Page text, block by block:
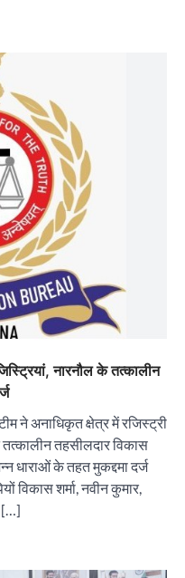
नारनौल के तत्कालीन
ने अनाधिकृत क्षेत्र में रजिस्ट्री
तहसीलदार विकास
धाराओं के तहत मुकद्दमा दर्ज
विकास शर्मा, नवीन कुमार,
[…]